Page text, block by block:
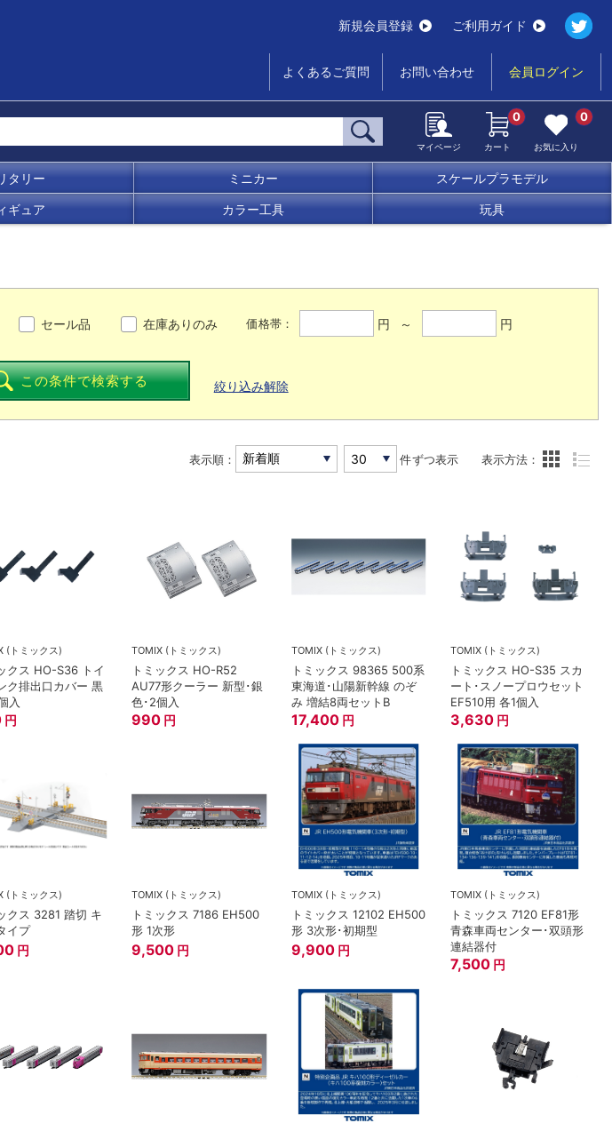
新規会員登録 ご利用ガイド
よくあるご質問 お問い合わせ 会員ログイン
マイページ カート
0
お気に入り
0
タリー ミニカー スケールプラモデル
ギュア カラー工具 玩具
セール品 在庫ありのみ 価格帯： 円 ～ 円
この条件で検索する 絞り込み解除
表示順： 件ずつ表示 表示方法：
(トミックス)
クス HO-S36 トイ
ク排出口カバー 黒
入
円
TOMIX (トミックス)
トミックス HO-R52
AU77形クーラー 新型･銀
色･2個入
990 円
TOMIX (トミックス)
トミックス 98365 500系
東海道･山陽新幹線 のぞ
み 増結8両セットB
17,400 円
TOMIX (トミックス)
トミックス HO-S35 スカ
ート･スノープロウセット
EF510用 各1個入
3,630 円
(トミックス)
クス 3281 踏切 キ
イプ
円
TOMIX (トミックス)
トミックス 7186 EH500
形 1次形
9,500 円
TOMIX (トミックス)
トミックス 12102 EH500
形 3次形･初期型
9,900 円
TOMIX (トミックス)
トミックス 7120 EF81形
青森車両センター･双頭形
連結器付
7,500 円